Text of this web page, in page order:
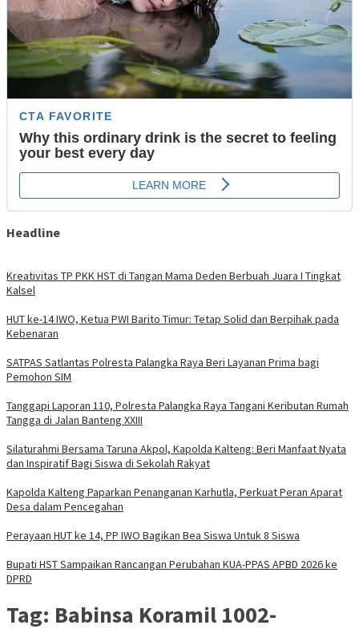
Headline
Kreativitas TP PKK HST di Tangan Mama Deden Berbuah Juara I Tingkat
Kalsel
HUT ke-14 IWO, Ketua PWI Barito Timur: Tetap Solid dan Berpihak pada
Kebenaran
SATPAS Satlantas Polresta Palangka Raya Beri Layanan Prima bagi
Pemohon SIM
Tanggapi Laporan 110, Polresta Palangka Raya Tangani Keributan Rumah
Tangga di Jalan Banteng XXIII
Silaturahmi Bersama Taruna Akpol, Kapolda Kalteng: Beri Manfaat Nyata
dan Inspiratif Bagi Siswa di Sekolah Rakyat
Kapolda Kalteng Paparkan Penanganan Karhutla, Perkuat Peran Aparat
Desa dalam Pencegahan
Perayaan HUT ke 14, PP IWO Bagikan Bea Siswa Untuk 8 Siswa
Bupati HST Sampaikan Rancangan Perubahan KUA-PPAS APBD 2026 ke
DPRD
Tag: Babinsa Koramil 1002-